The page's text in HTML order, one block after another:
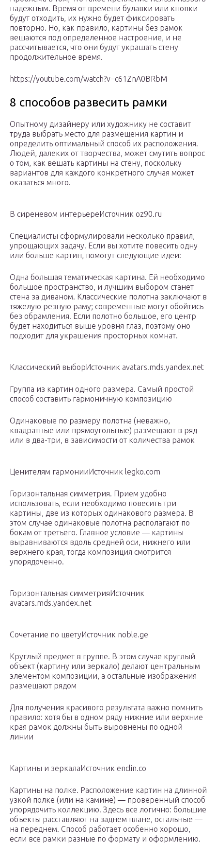
надежным. Время от времени булавки или кнопки
будут отходить, их нужно будет фиксировать
повторно. Но, как правило, картины без рамок
вешаются под определенное настроение, и не
рассчитывается, что они будут украшать стену
продолжительное время.
https://youtube.com/watch?v=c61ZnA0BRbM
8 способов развесить рамки
Опытному дизайнеру или художнику не составит
труда выбрать место для размещения картин и
определить оптимальный способ их расположения.
Людей, далеких от творчества, может смутить вопрос
о том, как вешать картины на стену, поскольку
вариантов для каждого конкретного случая может
оказаться много.
В сиреневом интерьереИсточник oz90.ru
Специалисты сформулировали несколько правил,
упрощающих задачу. Если вы хотите повесить одну
или больше картин, помогут следующие идеи:
Одна большая тематическая картина. Ей необходимо
большое пространство, и лучшим выбором станет
стена за диваном. Классические полотна заключают в
тяжелую резную раму; современные могут обойтись
без обрамления. Если полотно большое, его центр
будет находиться выше уровня глаз, поэтому оно
подходит для украшения просторных комнат.
Классический выборИсточник avatars.mds.yandex.net
Группа из картин одного размера. Самый простой
способ составить гармоничную композицию
Одинаковые по размеру полотна (неважно,
квадратные или прямоугольные) размещают в ряд
или в два-три, в зависимости от количества рамок
Ценителям гармонииИсточник legko.com
Горизонтальная симметрия. Прием удобно
использовать, если необходимо повесить три
картины, две из которых одинакового размера. В
этом случае одинаковые полотна располагают по
бокам от третьего. Главное условие — картины
выравниваются вдоль средней оси, нижнего или
верхнего края, тогда композиция смотрится
упорядоченно.
Горизонтальная симметрияИсточник
avatars.mds.yandex.net
Сочетание по цветуИсточник noble.ge
Круглый предмет в группе. В этом случае круглый
объект (картину или зеркало) делают центральным
элементом композиции, а остальные изображения
размещают рядом
Для получения красивого результата важно помнить
правило: хотя бы в одном ряду нижние или верхние
края рамок должны быть выровнены по одной
линии
Картины и зеркалаИсточник enclin.co
Картины на полке. Расположение картин на длинной
узкой полке (или на камине) — проверенный способ
упорядочить коллекцию. Здесь все логично: большие
объекты расставляют на заднем плане, остальные —
на переднем. Способ работает особенно хорошо,
если все рамки разные по формату и оформлению.